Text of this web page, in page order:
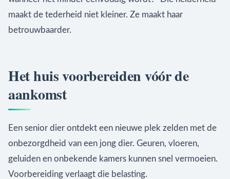
maakt de tederheid niet kleiner. Ze maakt haar
betrouwbaarder.
Het huis voorbereiden vóór de
aankomst
Een senior dier ontdekt een nieuwe plek zelden met de
onbezorgdheid van een jong dier. Geuren, vloeren,
geluiden en onbekende kamers kunnen snel vermoeien.
Voorbereiding verlaagt die belasting.